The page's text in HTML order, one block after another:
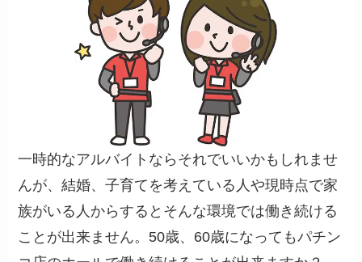
一時的なアルバイトならそれでいいかもしれませ
んが、結婚、子育てを考えている人や現時点で家
族がいる人からするとそんな環境では働き続ける
ことが出来ません。50歳、60歳になってもパチン